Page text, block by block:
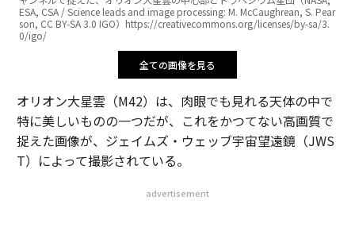
ESA, CSA / Science leads and image processing: M. McCaughrean, S. Pear
son, CC BY-SA 3.0 IGO）https://creativecommons.org/licenses/by-sa/3.
0/igo/
全ての画像を見る
オリオン大星雲（M42）は、肉眼でも見れる天体の中で
特に美しいものの一つだが、これをかつてない高画質で
捉えた画像が、ジェイムズ・ウェッブ宇宙望遠鏡（JWS
T）によって撮影されている。
advertisement